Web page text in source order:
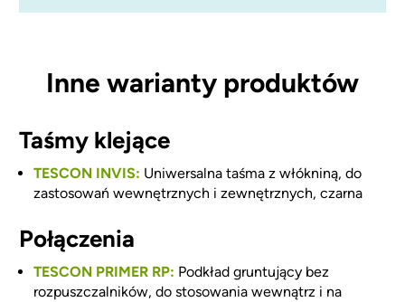
Inne warianty produktów
Taśmy klejące
TESCON INVIS: Uniwersalna taśma z włókniną, do
zastosowań wewnętrznych i zewnętrznych, czarna
Połączenia
TESCON PRIMER RP: Podkład gruntujący bez
rozpuszczalników, do stosowania wewnątrz i na